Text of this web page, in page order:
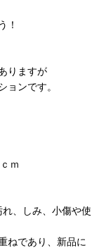
！
りますが
ョンです。
ｃｍ
、しみ、小傷や使
ねであり、新品に